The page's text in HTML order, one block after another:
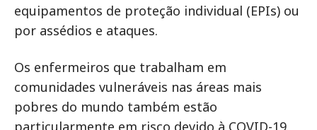
equipamentos de proteção individual (EPIs) ou
por assédios e ataques.
Os enfermeiros que trabalham em
comunidades vulneráveis nas áreas mais
pobres do mundo também estão
particularmente em risco devido à COVID-19.